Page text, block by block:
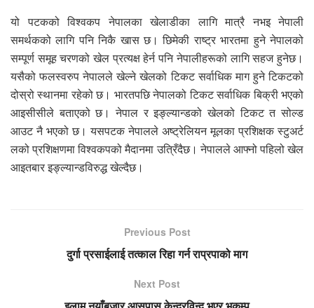
यो पटकको विश्वकप नेपालका खेलाडीका लागि मात्रै नभइ नेपाली
समर्थकको लागि पनि निकै खास छ। छिमेकी राष्ट्र भारतमा हुने नेपालको
सम्पूर्ण समूह चरणको खेल प्रत्यक्ष हेर्न पनि नेपालीहरूको लागि सहज हुनेछ।
यसैको फलस्वरुप नेपालले खेल्ने खेलको टिकट सर्वाधिक माग हुने टिकटको
दोस्रो स्थानमा रहेको छ। भारतपछि नेपालको टिकट सर्वाधिक बिक्री भएको
आइसीसीले बताएको छ। नेपाल र इङ्ल्यान्डको खेलको टिकट त सोल्ड
आउट नै भएको छ। यसपटक नेपालले अष्ट्रेलियन मूलका प्रशिक्षक स्टुअर्ट
लको प्रशिक्षणमा विश्वकपको मैदानमा उत्रिँदैछ। नेपालले आफ्नो पहिलो खेल
आइतबार इङ्ल्यान्डविरुद्ध खेल्दैछ।
Previous Post
दुर्गा प्रसाईलाई तत्काल रिहा गर्न राप्रपाको माग
Next Post